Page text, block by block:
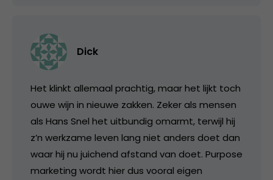
Dick
Het klinkt allemaal prachtig, maar het lijkt toch
ouwe wijn in nieuwe zakken. Zeker als mensen
als Hans Snel het uitbundig omarmt, terwijl hij
z’n werkzame leven lang niet anders doet dan
waar hij nu juichend afstand van doet. Purpose
marketing wordt hier dus vooral eigen